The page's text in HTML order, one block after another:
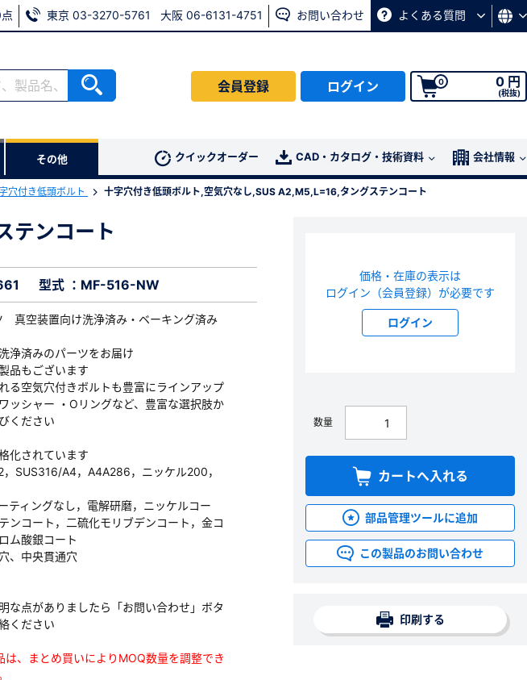
東京 03-3270-5761 大阪 06-6131-4751 お問い合わせ よくある質問
会員登録 ログイン 0 0 円
(税抜)
その他 クイックオーダー CAD・カタログ・技術資料 会社情報
穴付き低頭ボルト 十字穴付き低頭ボルト,空気穴なし,SUS A2,M5,L=16,タングステンコート
テンコート
型式 ：MF-516-NW
真空装置向け洗浄済み・ベーキング済み
浄済みのパーツをお届け
品もございます
る空気穴付きボルトも豊富にラインアップ
ッシャー ・Oリングなど、豊富な選択肢か
ください
化されています
，SUS316/A4，A4A286，ニッケル200，
ティングなし，電解研磨，ニッケルコー
ンコート，二硫化モリブデンコート，金コ
ム酸銀コート
、中央貫通穴
な点がありましたら「お問い合わせ」ボタ
ください
、まとめ買いによりMOQ数量を調整でき
価格・在庫の表示は
ログイン（会員登録）が必要です
ログイン
数量
カートへ入れる
部品管理ツールに追加
この製品のお問い合わせ
印刷する
する
会員の方はこちら
※メールアドレスを忘れた方は、
よりお問い合わせください